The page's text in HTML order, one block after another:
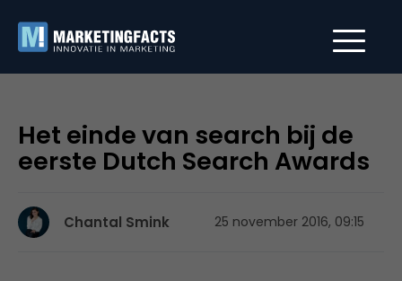
Het einde van search bij de
eerste Dutch Search Awards
Chantal Smink 25 november 2016, 09:15